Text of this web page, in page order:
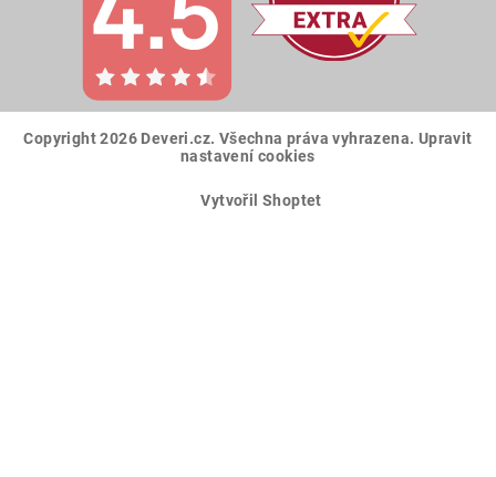
Copyright 2026 Deveri.cz. Všechna práva vyhrazena. Upravit
nastavení cookies
Vytvořil Shoptet